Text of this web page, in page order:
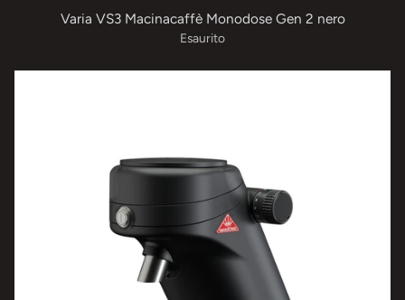
Varia VS3 Macinacaffè Monodose Gen 2 nero
Esaurito